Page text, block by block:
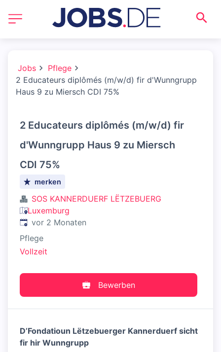
Jobs
Pflege
2 Educateurs diplômés (m/w/d) fir d'Wunngrupp
Haus 9 zu Miersch CDI 75%
2 Educateurs diplômés (m/w/d) fir
d'Wunngrupp Haus 9 zu Miersch
CDI 75%
merken
SOS KANNERDUERF LËTZEBUERG
Luxemburg
Veröffentlicht:
vor 2 Monaten
Pflege
Vollzeit
Bewerben
D’Fondatioun Lëtzebuerger Kannerduerf sicht
fir hir Wunngrupp